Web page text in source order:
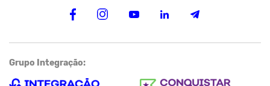
Grupo Integração: